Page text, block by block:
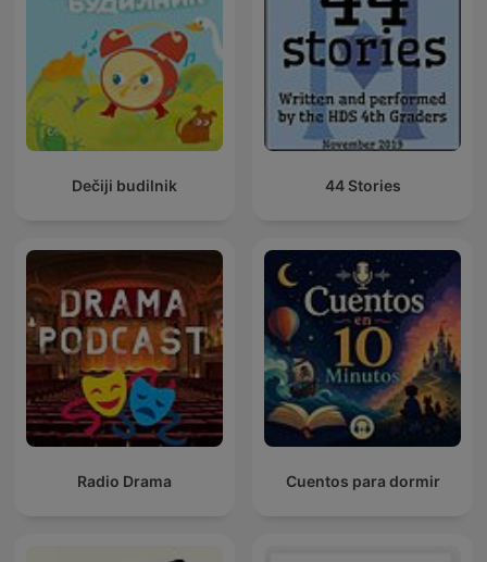
Dečiji budilnik 44 Stories
Radio Drama Cuentos para dormir